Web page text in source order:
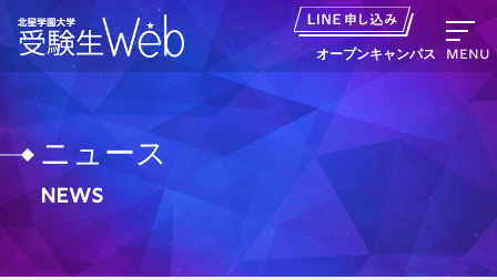
オープンキャンパス MENU
資料請求
出願の流れ
ニュース
News